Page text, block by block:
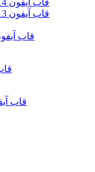
قاب آیفون 13 پرومکس و لوازم جانبی
قاب آیفون 14 پلاس و لوازم
قاب
قاب آیفون 12 پرو و